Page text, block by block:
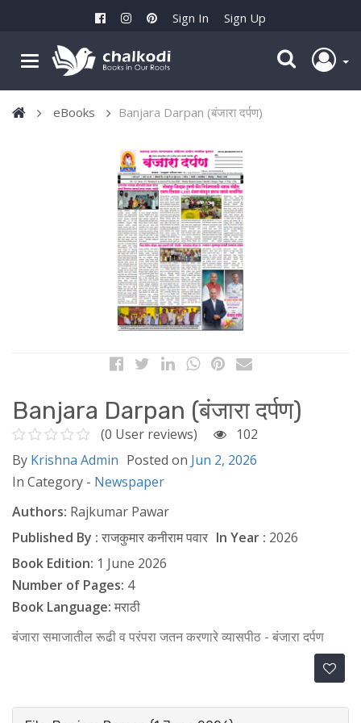
Sign In Sign Up
eBooks Banjara Darpan (बंजारा दर्पण)
Banjara Darpan (बंजारा दर्पण)
(0 User reviews)
102
By Krishna Admin Posted on Jun 2, 2026
In Category - Newspaper
Authors: Rajkumar Pawar
Published By : राजकुमार कनीराम पवार In Year : 2026
Book Edition: 1 June 2026
Number of Pages: 4
Book Language: मराठी
बंजारा समाजातील रूढी व परंपरा जतन करणारे व्यासपीठ - बंजारा दर्पण